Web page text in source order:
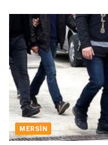
MERSIN